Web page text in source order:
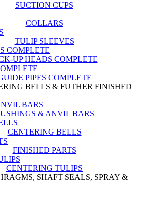
SUCTION CUPS
COLLARS
TULIP SLEEVES
UP HEADS COMPLETE
PIPES COMPLETE
BELLS & FUTHER FINISHED
& ANVIL BARS
CENTERING BELLS
FINISHED PARTS
CENTERING TULIPS
SHAFT SEALS, SPRAY &